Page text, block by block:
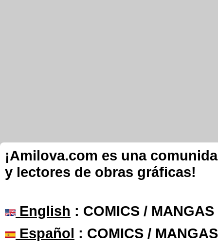
¡Amilova.com es una
y lectores de obras gráficas!
English : COMICS /
Español : COMICS /